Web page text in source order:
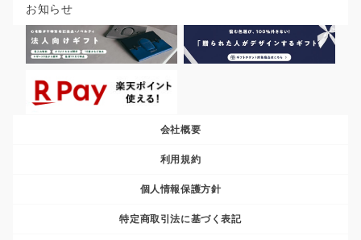
お知らせ
会社概要
利用規約
個人情報保護方針
特定商取引法に基づく表記